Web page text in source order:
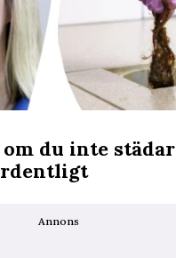
du inte städar
Annons